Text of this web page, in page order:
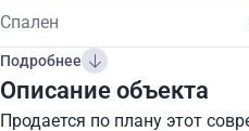
Спален
Подробнее
Описание объекта
Продается по плану этот